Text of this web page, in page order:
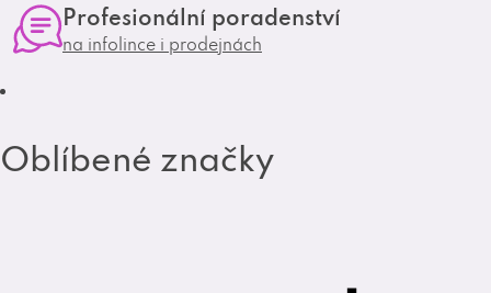
a
m
kProfesionální poradenství
na infolince i prodejnách
Oblíbené značky